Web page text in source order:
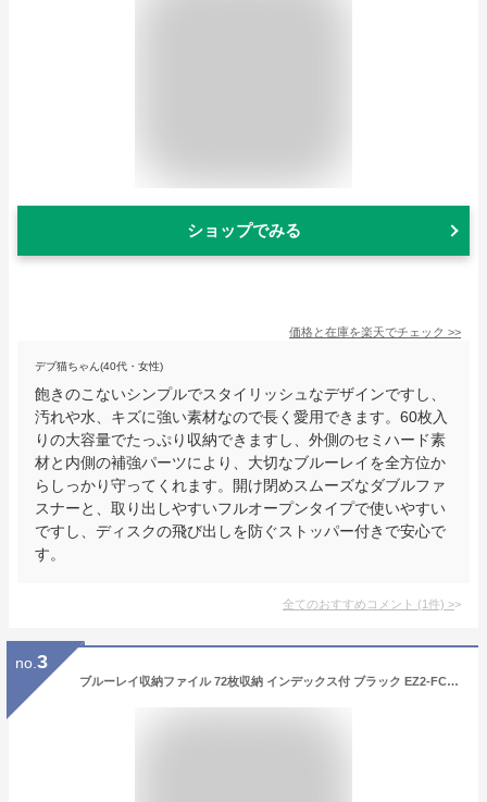
ショップでみる
価格と在庫を楽天でチェック >>
デブ猫ちゃん(40代・女性)
飽きのこないシンプルでスタイリッシュなデザインですし、
汚れや水、キズに強い素材なので長く愛用できます。60枚入
りの大容量でたっぷり収納できますし、外側のセミハード素
材と内側の補強パーツにより、大切なブルーレイを全方位か
らしっかり守ってくれます。開け閉めスムーズなダブルファ
スナーと、取り出しやすいフルオープンタイプで使いやすい
ですし、ディスクの飛び出しを防ぐストッパー付きで安心で
す。
全てのおすすめコメント (1件) >
no. 3
ブルーレイ収納ファイル 72枚収納 インデックス付 ブラック EZ2-FCD063BK